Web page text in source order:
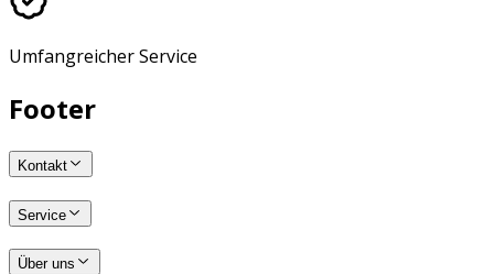
Umfangreicher Service
Footer
Kontakt
Service
Über uns